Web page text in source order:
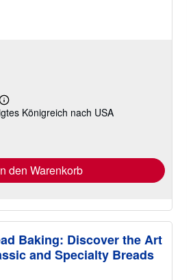
Weitere
Informationen
Königreich nach USA
den Warenkorb
Baking: Discover the Art
and Specialty Breads